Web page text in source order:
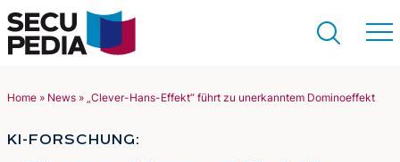
Home » News » „Clever-Hans-Effekt“ führt zu unerkanntem Dominoeffekt
KI-FORSCHUNG: